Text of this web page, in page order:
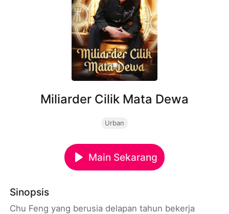
Miliarder Cilik Mata Dewa
Urban
Main Sekarang
Sinopsis
Chu Feng yang berusia delapan tahun bekerja